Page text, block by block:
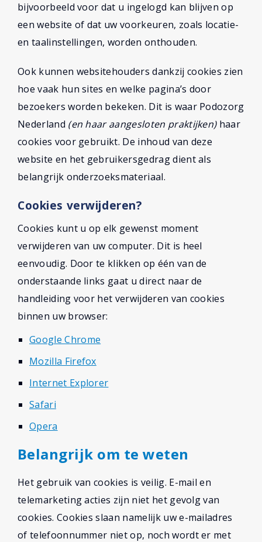
bijvoorbeeld voor dat u ingelogd kan blijven op
een website of dat uw voorkeuren, zoals locatie-
en taalinstellingen, worden onthouden.
Ook kunnen websitehouders dankzij cookies zien
hoe vaak hun sites en welke pagina’s door
bezoekers worden bekeken. Dit is waar Podozorg
Nederland (en haar aangesloten praktijken)haar
cookies voor gebruikt. De inhoud van deze
website en het gebruikersgedrag dient als
belangrijk onderzoeksmateriaal.
Cookies verwijderen?
Cookies kunt u op elk gewenst moment
verwijderen van uw computer. Dit is heel
eenvoudig. Door te klikken op één van de
onderstaande links gaat u direct naar de
handleiding voor het verwijderen van cookies
binnen uw browser:
Google Chrome
Mozilla Firefox
Internet Explorer
Safari
Opera
Belangrijk om te weten
Het gebruik van cookies is veilig. E-mail en
telemarketing acties zijn niet het gevolg van
cookies. Cookies slaan namelijk uw e-mailadres
of telefoonnummer niet op, noch wordt er met